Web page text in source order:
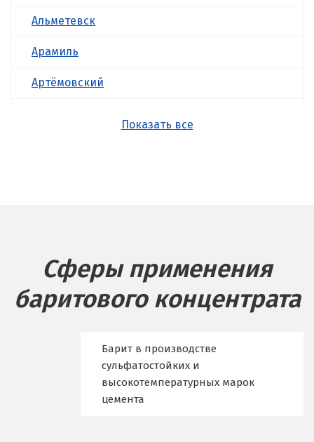
Альметевск
Арамиль
Артёмовский
Берёзовский
Бисерть
Показать все
Сферы применения
баритового концентрата
Барит в производстве
сульфатостойких и
высокотемпературных марок
цемента